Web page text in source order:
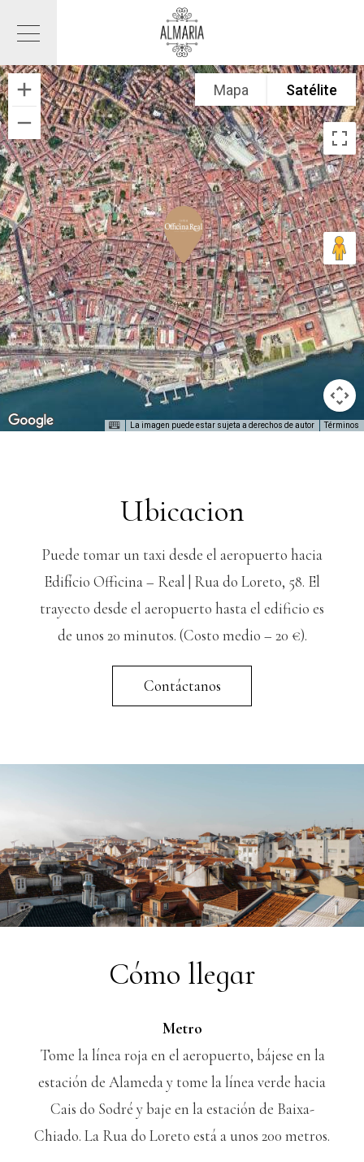
Mapa Satélite
La imagen puede estar sujeta a derechos de autor Términos
Ubicacion
Puede tomar un taxi desde el aeropuerto hacia
Edifício Officina – Real | Rua do Loreto, 58. El
trayecto desde el aeropuerto hasta el edificio es
de unos 20 minutos. (Costo medio – 20 €).
Contáctanos
Cómo llegar
Metro
Tome la línea roja en el aeropuerto, bájese en la
estación de Alameda y tome la línea verde hacia
Cais do Sodré y baje en la estación de Baixa-
Chiado. La Rua do Loreto está a unos 200 metros.